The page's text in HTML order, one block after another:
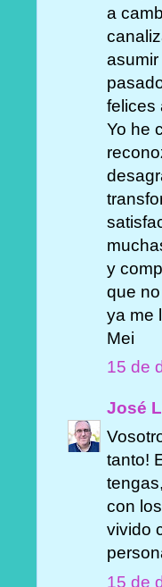
a
felices
Yo he
y
que
ya me
Mei
15 de
José
tanto!
con
vivido
15 de